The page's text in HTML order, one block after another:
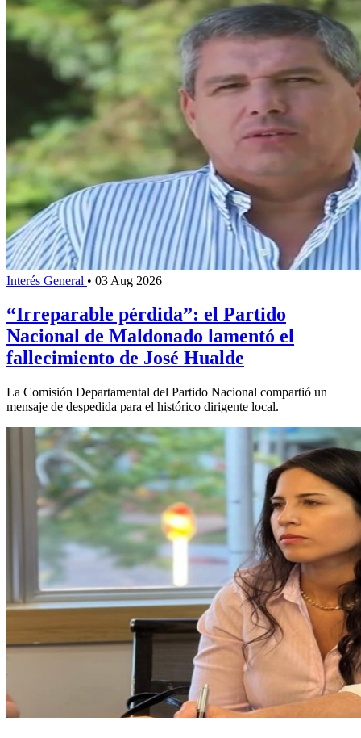
Interés General • 03 Aug 2026
“Irreparable pérdida”: el Partido
Nacional de Maldonado lamentó el
fallecimiento de José Hualde
La Comisión Departamental del Partido Nacional compartió un
mensaje de despedida para el histórico dirigente local.